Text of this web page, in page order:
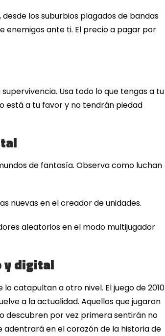
los suburbios plagados de bandas
enemigos ante ti. El precio a pagar por
Usa todo lo que tengas a tu
está a tu favor y no tendrán piedad
de fantasía. Observa como luchan
nuevas en el creador de unidades.
aleatorios en el modo multijugador
y digital
catapultan a otro nivel. El juego de 2010
a la actualidad. Aquellos que jugaron
descubren por vez primera sentirán no
en el corazón de la historia de